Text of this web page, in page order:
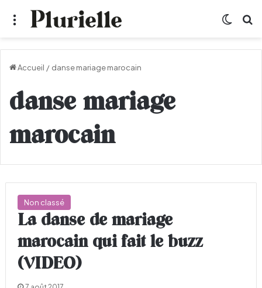
Menu
Accueil / danse mariage marocain
danse mariage
marocain
Non classé
La danse de mariage
marocain qui fait le buzz
(VIDEO)